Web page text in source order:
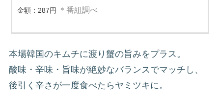
金額：287円 ＊番組調べ
本場韓国のキムチに渡り蟹の旨みをプラス。
酸味・辛味・旨味が絶妙なバランスでマッチし、
後引く辛さが一度食べたらヤミツキに。